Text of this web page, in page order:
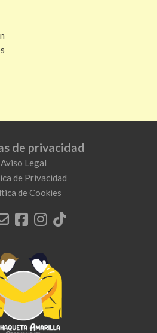
de privacidad
Aviso Legal
de Privacidad
de Cookies